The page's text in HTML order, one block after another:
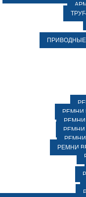
РЕМНИ
РЕМНИ
РЕМНИ
РЕМНИ
РЕМНИ